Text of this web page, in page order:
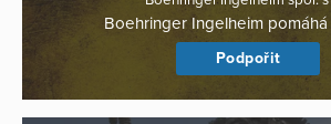
Boehringer Ingelheim
Podpořit